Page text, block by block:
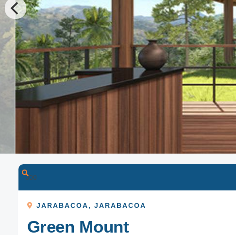
000
JARABACOA, JARABACOA
Green Mount